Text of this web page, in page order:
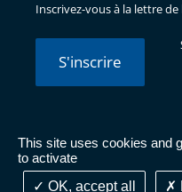
This site uses cookies and
to activate
OK, accept all
Inscrivez-vous à la lettre
S'inscrire
© Conseil d'État 2026 -
personnelles-Publications
partiellement conforme